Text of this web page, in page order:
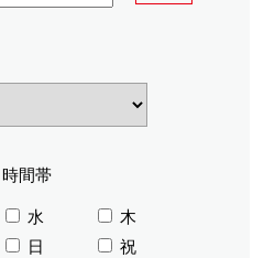
間帯
水
木
日
祝